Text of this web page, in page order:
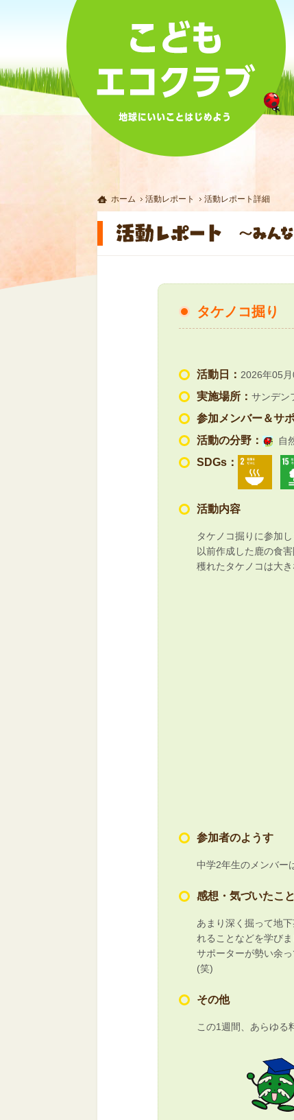
ホーム 活動レポート 活動レポート詳細
タケノコ掘り
活動日： 2026年05月
実施場所： サンデン
参加メンバー＆サ
活動の分野： 自
SDGs：
活動内容
タケノコ掘りに参加し
以前作成した鹿の食
穫れたタケノコは大
参加者のようす
中学2年生のメンバー
感想・気づいたこ
あまり深く掘って地
れることなどを学びま
サポーターが勢い余
(笑)
その他
この1週間、あらゆる